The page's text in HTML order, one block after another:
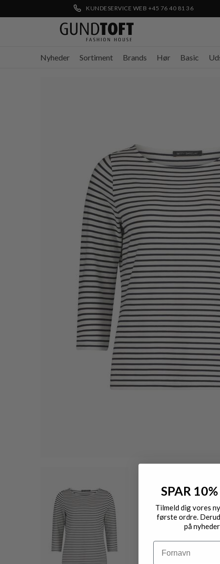
KUNDESERVICE WEB +45 76 40 81 36
Nyheder Sortiment Brands Hør Basic
SPAR
Tilmeld dig vores
første ordre.
på
Navn